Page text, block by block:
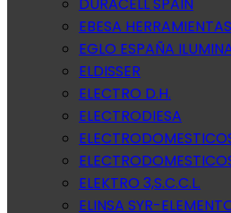
EBESA
EGLO ESPAÑA
ELDISSER
ELECTRO D.H.
ELECTRODIESA
ELEKTRO 3,S.C.C.L.
ELINSA SYR-